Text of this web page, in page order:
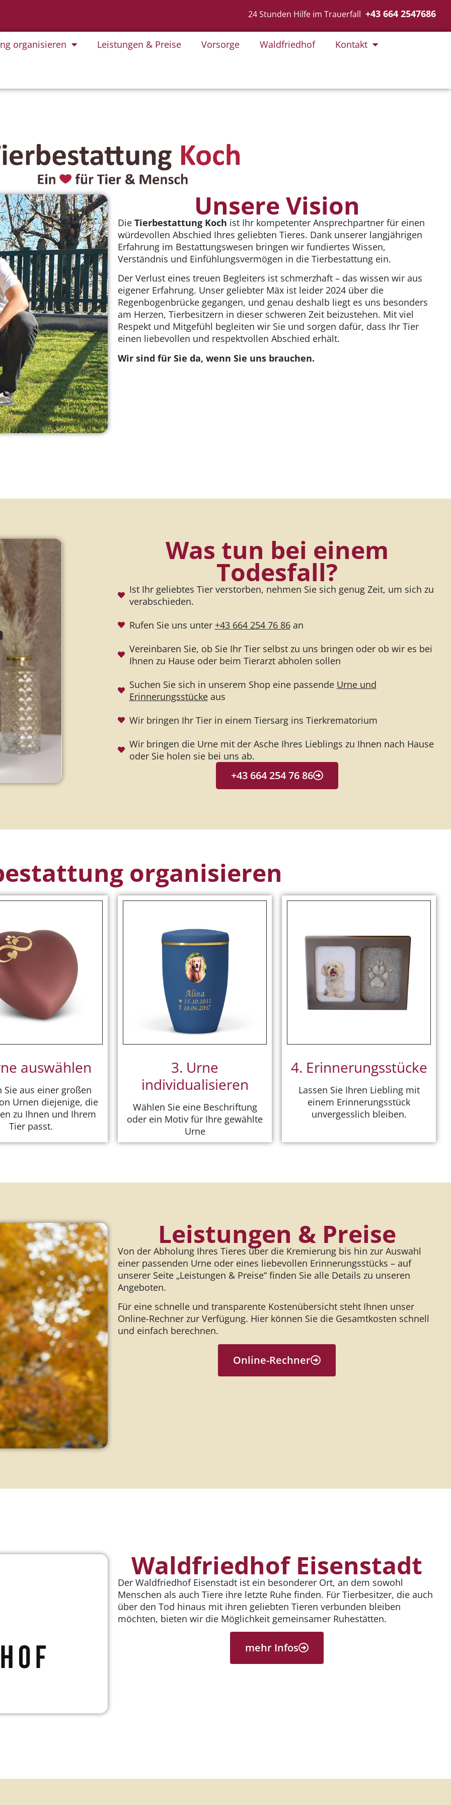
24 Stunden Hilfe im Trauerfall +43 664 2547686
organisieren Leistungen & Preise Vorsorge Waldfriedhof Kontakt
Unsere Vision
Die Tierbestattung Koch ist Ihr kompetenter Ansprechpartner für einen
würdevollen Abschied Ihres geliebten Tieres. Dank unserer langjährigen
Erfahrung im Bestattungswesen bringen wir fundiertes Wissen,
Verständnis und Einfühlungsvermögen in die Tierbestattung ein.
Der Verlust eines treuen Begleiters ist schmerzhaft – das wissen wir aus
eigener Erfahrung. Unser geliebter Mäx ist leider 2024 über die
Regenbogenbrücke gegangen, und genau deshalb liegt es uns besonders
am Herzen, Tierbesitzern in dieser schweren Zeit beizustehen. Mit viel
Respekt und Mitgefühl begleiten wir Sie und sorgen dafür, dass Ihr Tier
einen liebevollen und respektvollen Abschied erhält.
Wir sind für Sie da, wenn Sie uns brauchen.
Was tun bei einem
Todesfall?
Ist Ihr geliebtes Tier verstorben, nehmen Sie sich genug Zeit, um sich zu
verabschieden.
Rufen Sie uns unter +43 664 254 76 86an
Vereinbaren Sie, ob Sie Ihr Tier selbst zu uns bringen oder ob wir es bei
Ihnen zu Hause oder beim Tierarzt abholen sollen
Suchen Sie sich in unserem Shop eine passende Urne und
Erinnerungsstückeaus
Wir bringen Ihr Tier in einem Tiersarg ins Tierkrematorium
Wir bringen die Urne mit der Asche Ihres Lieblings zu Ihnen nach Hause
oder Sie holen sie bei uns ab.
+43 664 254 76 86
organisieren
auswählen
Sie aus einer großen
Urnen diejenige, die
zu Ihnen und Ihrem
Tier passt.
3. Urne
individualisieren
Wählen Sie eine Beschriftung
oder ein Motiv für Ihre gewählte
Urne
4. Erinnerungs­­stücke
Lassen Sie Ihren Liebling mit
einem Erinnerungsstück
unvergesslich bleiben.
Leistungen & Preise
Von der Abholung Ihres Tieres über die Kremierung bis hin zur Auswahl
einer passenden Urne oder eines liebevollen Erinnerungsstücks – auf
unserer Seite „Leistungen & Preise“ finden Sie alle Details zu unseren
Angeboten.
Für eine schnelle und transparente Kostenübersicht steht Ihnen unser
Online-Rechner zur Verfügung. Hier können Sie die Gesamtkosten schnell
und einfach berechnen.
Online-Rechner
Waldfriedhof Eisenstadt
Der Waldfriedhof Eisenstadt ist ein besonderer Ort, an dem sowohl
Menschen als auch Tiere ihre letzte Ruhe finden. Für Tierbesitzer, die auch
über den Tod hinaus mit ihren geliebten Tieren verbunden bleiben
möchten, bieten wir die Möglichkeit gemeinsamer Ruhestätten.
mehr Infos